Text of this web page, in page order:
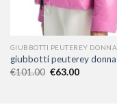
GIUBBOTTI PEUTEREY DONNA
giubbotti peuterey donna
€101.00 €63.00